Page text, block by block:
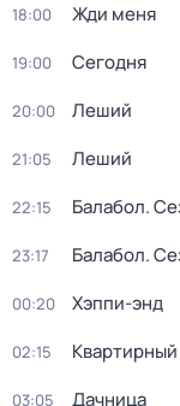
18:00 Жди меня
19:00 Сегодня
20:00 Леший
21:05 Леший
22:15 Балабол.
23:17 Балабол.
00:20 Хэппи-энд
02:15
03:05 Дачница